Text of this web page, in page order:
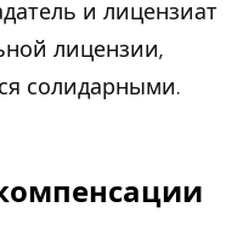
и лицензиат
лицензии,
солидарными.